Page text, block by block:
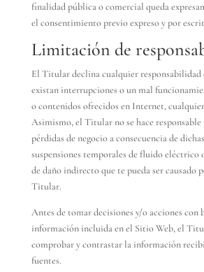
finalidad pública o comercial queda
el consentimiento previo expreso y por
Limitación de
El Titular declina cualquier responsabilidad
existan interrupciones o un mal
o contenidos ofrecidos en Internet,
Asimismo, el Titular no se hace responsable
pérdidas de negocio a consecuencia de
suspensiones temporales de fluido
de daño indirecto que te pueda ser causado
Titular.
Antes de tomar decisiones y/o acciones con
información incluida en el Sitio Web, el
comprobar y contrastar la información
fuentes.